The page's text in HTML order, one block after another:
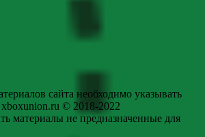
сайта необходимо указывать
© 2018-2022
материалы не предназначенные для